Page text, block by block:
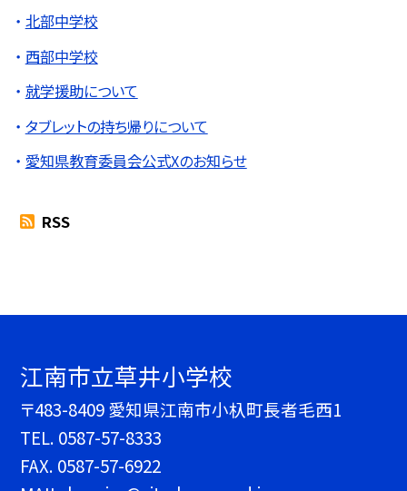
北部中学校
西部中学校
就学援助について
タブレットの持ち帰りについて
愛知県教育委員会公式Xのお知らせ
RSS
江南市立草井小学校
〒483-8409 愛知県江南市小杁町長者毛西1
TEL. 0587-57-8333
FAX. 0587-57-6922